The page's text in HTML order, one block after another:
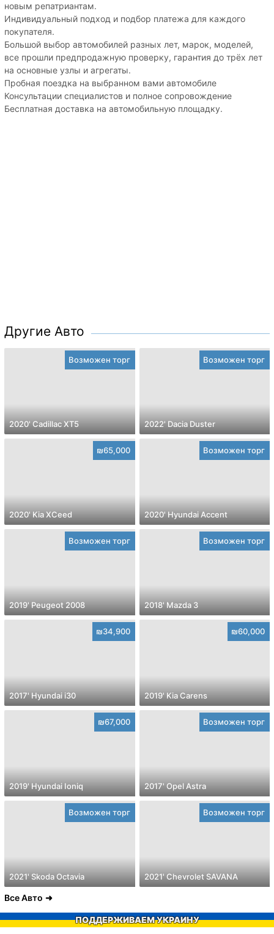
новым репатриантам.
Индивидуальный подход и подбор платежа для каждого
покупателя.
Большой выбор автомобилей разных лет, марок, моделей,
все прошли предпродажную проверку, гарантия до трёх лет
на основные узлы и агрегаты.
Пробная поездка на выбранном вами автомобиле
Консультации специалистов и полное сопровождение
Бесплатная доставка на автомобильную площадку.
Другие Авто
Возможен торг
2020' Cadillac XT5
Возможен торг
2022' Dacia Duster
₪65,000
2020' Kia XCeed
Возможен торг
2020' Hyundai Accent
Возможен торг
2019' Peugeot 2008
Возможен торг
2018' Mazda 3
₪34,900
2017' Hyundai i30
₪60,000
2019' Kia Carens
₪67,000
2019' Hyundai Ioniq
Возможен торг
2017' Opel Astra
Возможен торг
2021' Skoda Octavia
Возможен торг
2021' Chevrolet SAVANA
Все Авто
ПОДДЕРЖИВАЕМ УКРАИНУ